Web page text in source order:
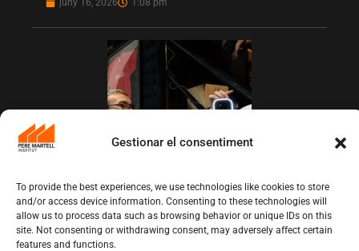
Gestionar el consentiment
To provide the best experiences, we use technologies like cookies to store
and/or access device information. Consenting to these technologies will
allow us to process data such as browsing behavior or unique IDs on this
site. Not consenting or withdrawing consent, may adversely affect certain
features and functions.
juny 16, 2026 1:08 pm
L’Institut Pere Martell executa un projecte
de realització multicàmera en remot
juny 12, 2026 10:13 am